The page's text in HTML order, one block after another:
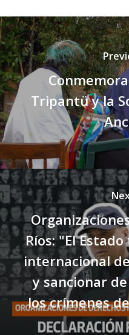
Tripantü y la
Ríos: "El
internacional
y sancionar
los crímenes